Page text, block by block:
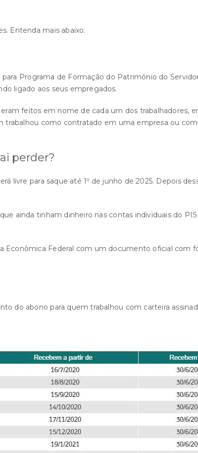
Entenda mais abaixo.
Programa de Formação do Patrimônio do
ligado aos seus empregados.
feitos em nome de cada um dos trabalhadores,
trabalhou como contratado em uma empresa ou
perder?
livre para saque até 1º de junho de 2025. Depois
ainda tinham dinheiro nas contas individuais do
Econômica Federal com um documento oficial com
do abono para quem trabalhou com carteira